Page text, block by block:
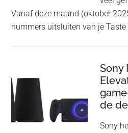
1000XM6
nieuwe
Vanaf deze maand (oktober
nummers uitsluiten van je
Sony
de
Sony